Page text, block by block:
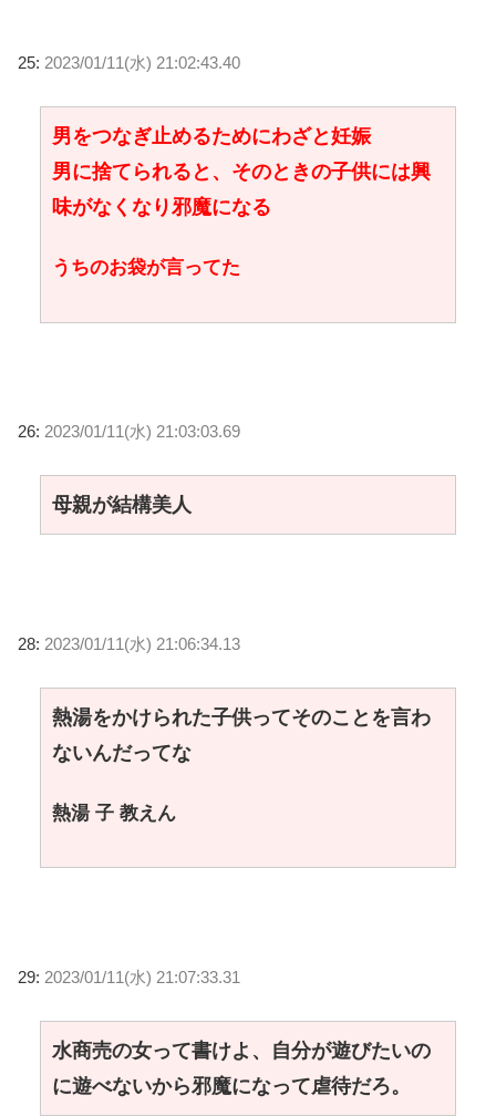
25: 2023/01/11(水) 21:02:43.40
男をつなぎ止めるためにわざと妊娠
男に捨てられると、そのときの子供には興
味がなくなり邪魔になる
うちのお袋が言ってた
26: 2023/01/11(水) 21:03:03.69
母親が結構美人
28: 2023/01/11(水) 21:06:34.13
熱湯をかけられた子供ってそのことを言わ
ないんだってな
熱湯 子 教えん
29: 2023/01/11(水) 21:07:33.31
水商売の女って書けよ、自分が遊びたいの
に遊べないから邪魔になって虐待だろ。